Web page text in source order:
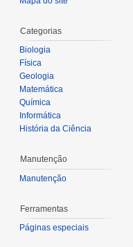
Categorias
Biologia
Física
Geologia
Matemática
Química
Informática
História da Ciência
Manutenção
Manutenção
Ferramentas
Páginas especiais